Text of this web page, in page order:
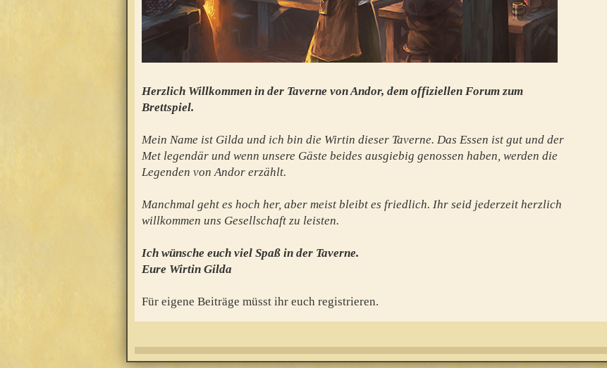
Herzlich Willkommen in der Taverne von Andor, dem offiziellen Forum zum
Brettspiel.
Mein Name ist Gilda und ich bin die Wirtin dieser Taverne. Das Essen ist gut und der
Met legendär und wenn unsere Gäste beides ausgiebig genossen haben, werden die
Legenden von Andor erzählt.
Manchmal geht es hoch her, aber meist bleibt es friedlich. Ihr seid jederzeit herzlich
willkommen uns Gesellschaft zu leisten.
Ich wünsche euch viel Spaß in der Taverne.
Eure Wirtin Gilda
Für eigene Beiträge müsst ihr euch registrieren.